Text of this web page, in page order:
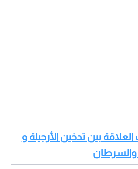
بين تدخين الأرجيلة و
والسرطان